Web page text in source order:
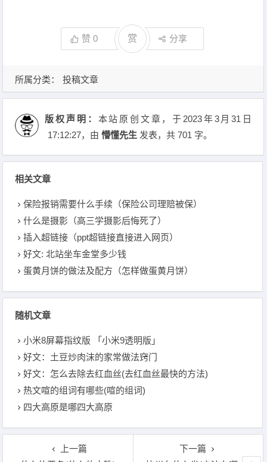
赞0 赏 分享
所属分类： 投稿文章
版权声明： 本站原创文章，于2023年3月31日
17:12:27，由懵懂先生 发表，共 701 字。
相关文章
保险报销需要什么手续（保险公司理赔被保）
什么是摄影（高三学摄影后悔死了）
插入超链接（ppt超链接直接进入网页）
好文: 北站坐车金堂多少钱
蛋黄月饼的做法及配方（怎样做蛋黄月饼）
随机文章
小米8屏幕指纹版 「小米9透明版」
好文：土豆炒肉沫的家常做法窍门
好文：怎么去除去红血丝(去红血丝最快的方法)
热文喧的组词有哪些(喧的组词)
四大高原是哪四大高原
上一篇
下一篇